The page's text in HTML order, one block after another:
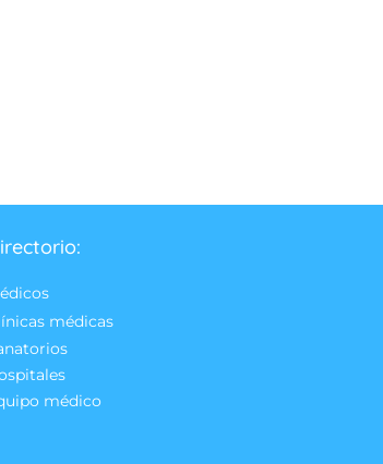
médicas
médico